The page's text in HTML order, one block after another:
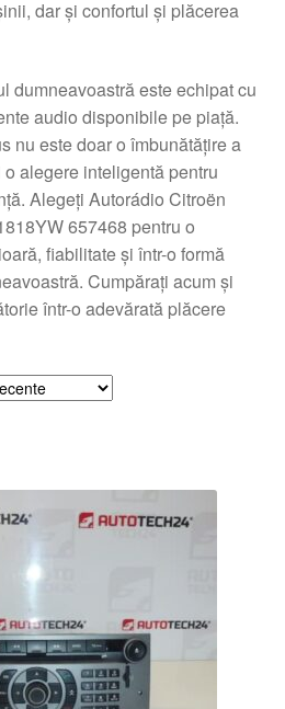
dar și confortul și plăcerea
dumneavoastră este echipat cu
audio disponibile pe piață.
nu este doar o îmbunătățire a
alegere inteligentă pentru
Alegeți Autorádio Citroën
657468 pentru o
fiabilitate și într-o formă
Cumpărați acum și
într-o adevărată plăcere